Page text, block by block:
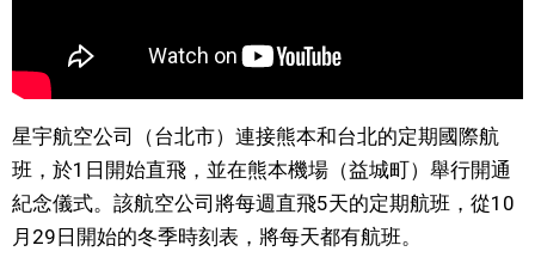
文化
科學技術
生活
星宇航空公司（台北市）連接熊本和台北的定期國際航
班，於1日開始直飛，並在熊本機場（益城町）舉行開通
紀念儀式。該航空公司將每週直飛5天的定期航班，從10
月29日開始的冬季時刻表，將每天都有航班。